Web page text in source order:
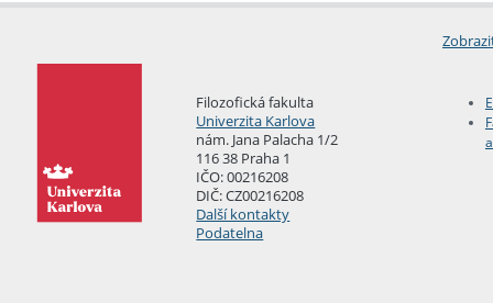
Filozofická fakulta
Univerzita Karlova
nám. Jana Palacha 1/2
116 38 Praha 1
IČO: 00216208
DIČ: CZ00216208
Další kontakty
Podatelna